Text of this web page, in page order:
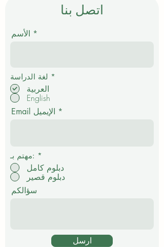
اتصل بنا
الأسم
لغة الدراسة *
م
العربية
English
Email الإيميل
مهتم بـ: *
دبلوم كامل
دبلوم قصير
سؤالكم
ارسل